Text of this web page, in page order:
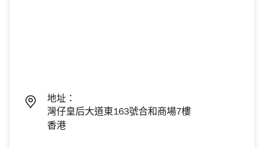
地址：
灣仔皇后大道東163號合和商場7樓
香港